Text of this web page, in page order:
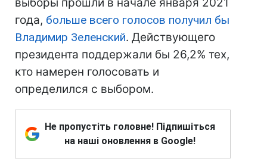
выборы прошли в начале января 2021
года, больше всего голосов получил бы
Владимир Зеленский. Действующего
президента поддержали бы 26,2% тех,
кто намерен голосовать и
определился с выбором.
Не пропустіть головне! Підпишіться
на наші оновлення в Google!